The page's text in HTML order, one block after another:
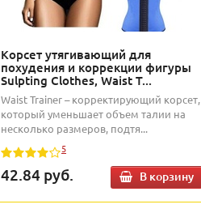
Корсет утягивающий для
похудения и коррекции фигуры
Sulpting Clothes, Waist T...
Waist Trainer – корректирующий корсет,
который уменьшает объем талии на
несколько размеров, подтя...
5
42.84 руб. В корзину